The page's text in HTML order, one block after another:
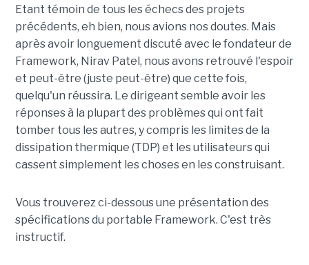
Etant témoin de tous les échecs des projets
précédents, eh bien, nous avions nos doutes. Mais
après avoir longuement discuté avec le fondateur de
Framework, Nirav Patel, nous avons retrouvé l'espoir
et peut-être (juste peut-être) que cette fois,
quelqu'un réussira. Le dirigeant semble avoir les
réponses à la plupart des problèmes qui ont fait
tomber tous les autres, y compris les limites de la
dissipation thermique (TDP) et les utilisateurs qui
cassent simplement les choses en les construisant.
Vous trouverez ci-dessous une présentation des
spécifications du portable Framework. C'est très
instructif.